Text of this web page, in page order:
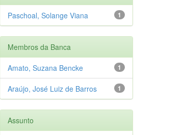
1
Paschoal, Solange Viana
Membros da Banca
1
Amato, Suzana Bencke
1
Araújo, José Luiz de Barros
Assunto